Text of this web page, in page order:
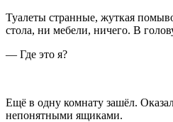
Туалеты странные, жуткая
стола, ни мебели, ничего. В
— Где это я?
Ещё в одну комнату зашёл.
непонятными ящиками.